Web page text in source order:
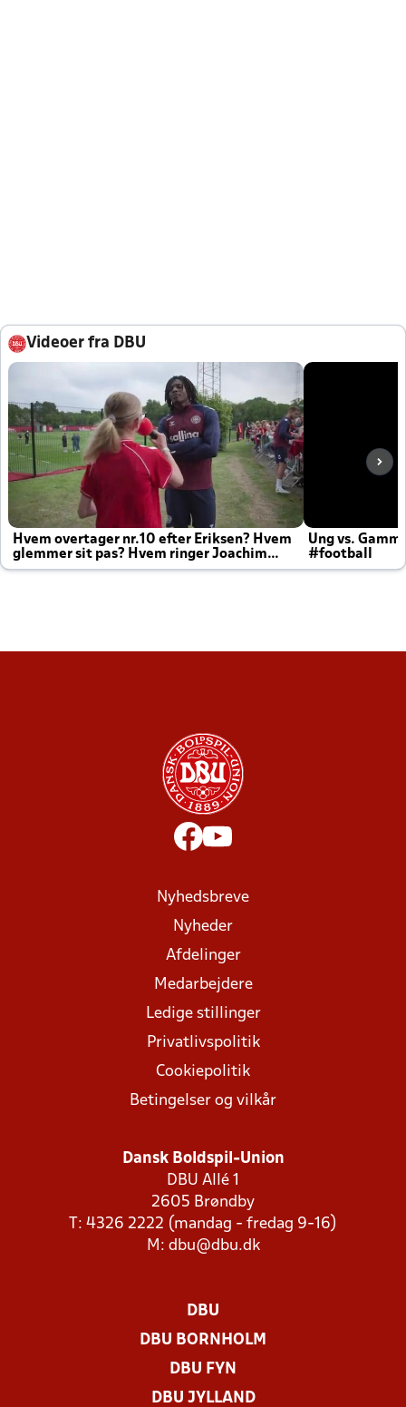
Videoer fra DBU
Hvem overtager nr.10 efter Eriksen? Hvem
glemmer sit pas? Hvem ringer Joachim
altid til efter kampe?
Ung vs.
#football
Nyhedsbreve
Nyheder
Afdelinger
Medarbejdere
Ledige stillinger
Privatlivspolitik
Cookiepolitik
Betingelser og vilkår
Dansk Boldspil-Union
DBU Allé 1
2605 Brøndby
T: 4326 2222 (mandag - fredag 9-16)
M: dbu@dbu.dk
DBU
DBU BORNHOLM
DBU FYN
DBU JYLLAND